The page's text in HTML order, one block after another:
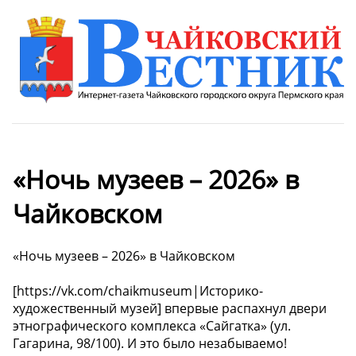
«Ночь музеев – 2026» в
Чайковском
«Ночь музеев – 2026» в Чайковском
[https://vk.com/chaikmuseum|Историко-
художественный музей] впервые распахнул двери
этнографического комплекса «Сайгатка» (ул.
Гагарина, 98/100). И это было незабываемо!